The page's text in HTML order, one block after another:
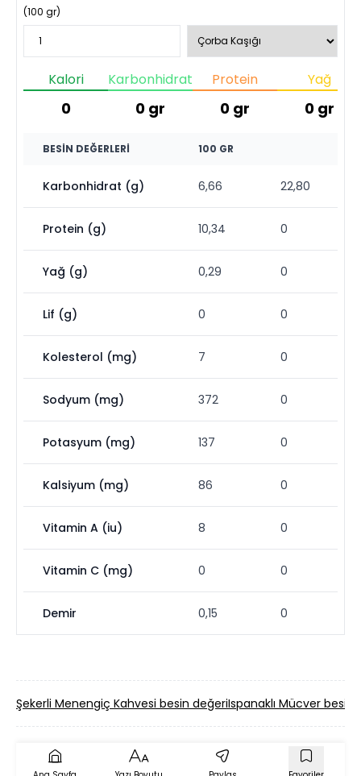
(100 gr)
Kalori
0
Karbonhidrat
0 gr
Protein
0 gr
Yağ
0 gr
BESIN DEĞERLERI 100 GR
Karbonhidrat (g) 6,66 22,80
Protein (g) 10,34 0
Yağ (g) 0,29 0
Lif (g) 0 0
Kolesterol (mg) 7 0
Sodyum (mg) 372 0
Potasyum (mg) 137 0
Kalsiyum (mg) 86 0
Vitamin A (iu) 8 0
Vitamin C (mg) 0 0
Demir 0,15 0
Şekerli Menengiç Kahvesi besin değeriIspanaklı Mücver besin